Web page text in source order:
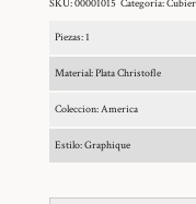
SKU:00001015 Categoría:
Piezas: 1
Material: Plata Christofle
Coleccion: America
Estilo: Graphique